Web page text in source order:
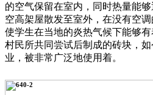
的空气保留在室内，同时热量能
空高架屋散发至室外，在没有空
使学生在当地的炎热气候下能够
村民所共同尝试后制成的砖块，
业，被非常广泛地使用着。